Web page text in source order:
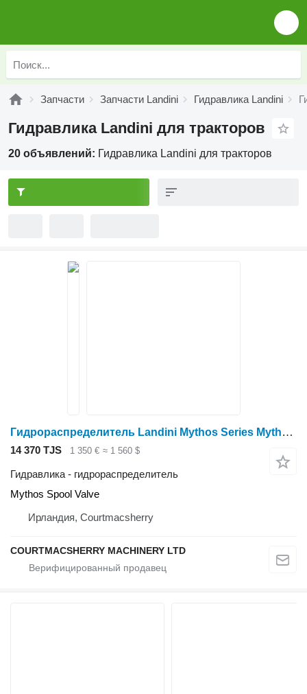
Запчасти Запчасти Landini Гидравлика Landini
Гидравлика Landini для тракторов
20 объявлений: Гидравлика Landini для тракторов
Гидрораспределитель Landini Mythos Series Mythos 115, Mythos Spool Valve Valves Assembly для трактора колесного
14 370 TJS 1 350 € ≈ 1 560 $
Гидравлика - гидрораспределитель
Mythos Spool Valve
Ирландия, Courtmacsherry
COURTMACSHERRY MACHINERY LTD